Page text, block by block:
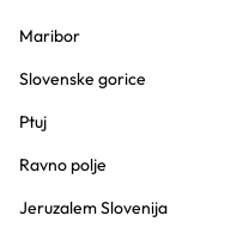
Maribor
Slovenske gorice
Ptuj
Ravno polje
Jeruzalem Slovenija